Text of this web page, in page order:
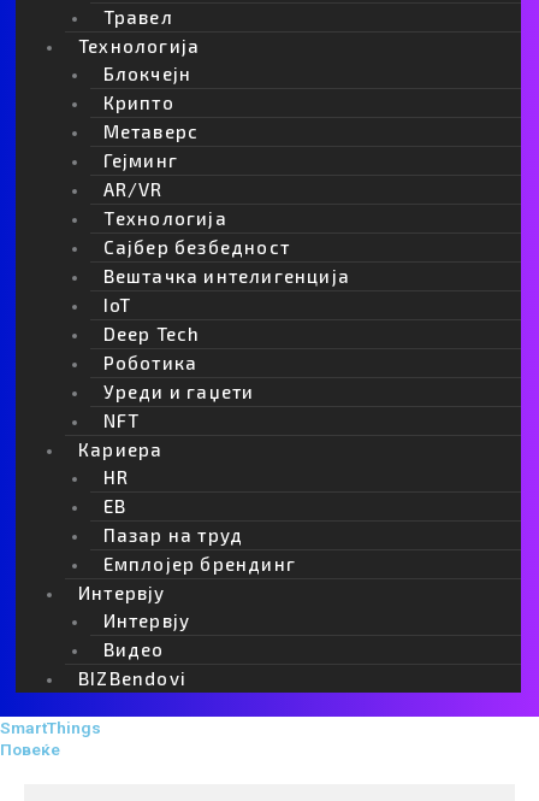
Травел
Технологија
Блокчејн
Крипто
Метаверс
Гејминг
AR/VR
Tехнологија
Сајбер безбедност
Вештачка интелигенција
IoT
Deep Tech
Роботика
Уреди и гаџети
NFT
Кариера
HR
EB
Пазар на труд
Емплојер брендинг
Интервју
Интервју
Видео
BIZBendovi
SmartThings
Повеќе